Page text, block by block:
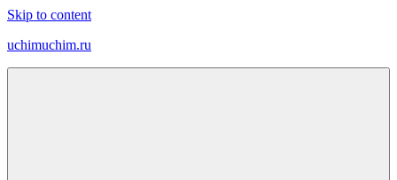
Skip to content
uchimuchim.ru